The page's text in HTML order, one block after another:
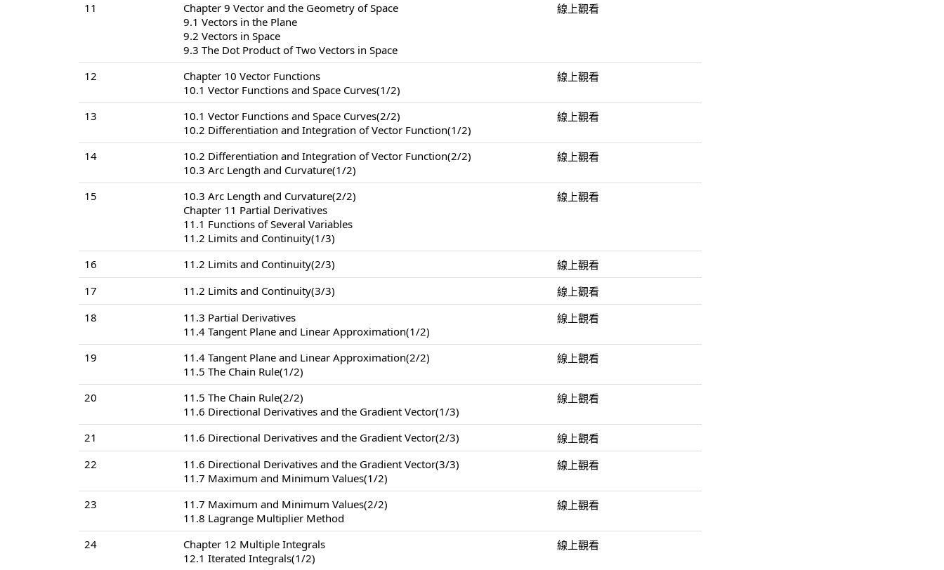
11
Chapter 9 Vector and the Geometry of Space
9.1 Vectors in the Plane
9.2 Vectors in Space
9.3 The Dot Product of Two Vectors in Space
線上觀看
12
Chapter 10 Vector Functions
10.1 Vector Functions and Space Curves(1/2)
線上觀看
13
10.1 Vector Functions and Space Curves(2/2)
10.2 Differentiation and Integration of Vector Function(1/2)
線上觀看
14
10.2 Differentiation and Integration of Vector Function(2/2)
10.3 Arc Length and Curvature(1/2)
線上觀看
15
10.3 Arc Length and Curvature(2/2)
Chapter 11 Partial Derivatives
11.1 Functions of Several Variables
11.2 Limits and Continuity(1/3)
線上觀看
16 11.2 Limits and Continuity(2/3)
線上觀看
17
11.2 Limits and Continuity(3/3)
線上觀看
18
11.3 Partial Derivatives
11.4 Tangent Plane and Linear Approximation(1/2)
線上觀看
19
11.4 Tangent Plane and Linear Approximation(2/2)
11.5 The Chain Rule(1/2)
線上觀看
20
11.5 The Chain Rule(2/2)
11.6 Directional Derivatives and the Gradient Vector(1/3)
線上觀看
21 11.6 Directional Derivatives and the Gradient Vector(2/3)
線上觀看
22
11.6 Directional Derivatives and the Gradient Vector(3/3)
11.7 Maximum and Minimum Values(1/2)
線上觀看
23
11.7 Maximum and Minimum Values(2/2)
11.8 Lagrange Multiplier Method
線上觀看
24
Chapter 12 Multiple Integrals
12.1 Iterated Integrals(1/2)
線上觀看